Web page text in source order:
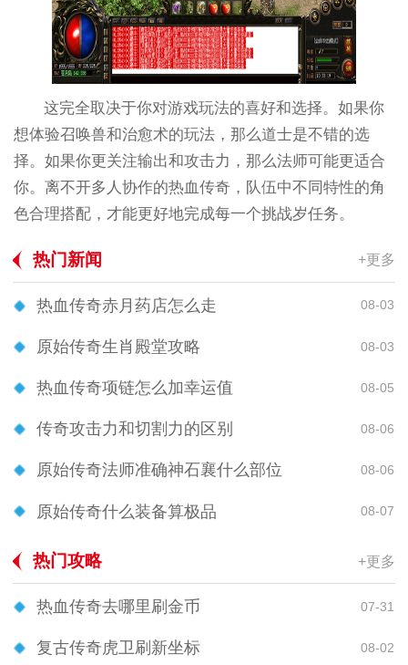
这完全取决于你对游戏玩法的喜好和选择。如果你
想体验召唤兽和治愈术的玩法，那么道士是不错的选
择。如果你更关注输出和攻击力，那么法师可能更适合
你。离不开多人协作的热血传奇，队伍中不同特性的角
色合理搭配，才能更好地完成每一个挑战岁任务。
热门新闻 +更多
热血传奇赤月药店怎么走 08-03
原始传奇生肖殿堂攻略 08-03
热血传奇项链怎么加幸运值 08-05
传奇攻击力和切割力的区别 08-06
原始传奇法师准确神石襄什么部位 08-06
原始传奇什么装备算极品 08-07
热门攻略 +更多
热血传奇去哪里刷金币 07-31
复古传奇虎卫刷新坐标 08-02